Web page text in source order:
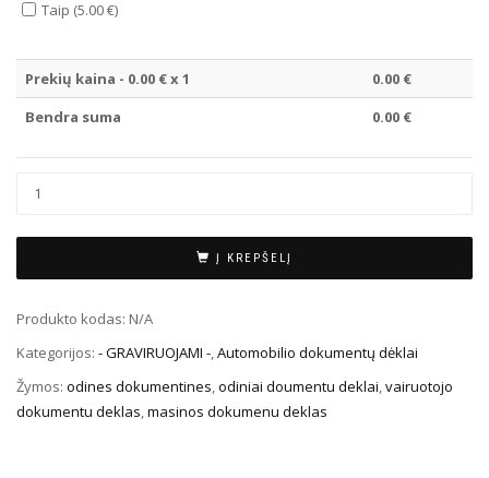
Taip (5.00 €)
Prekių kaina - 0.00 € x 1 0.00 €
Bendra suma
0.00 €
Į KREPŠELĮ
Produkto kodas: N/A
Kategorijos: - GRAVIRUOJAMI -,Automobilio dokumentų dėklai
Žymos: odines dokumentines,odiniai doumentu deklai,vairuotojo
dokumentu deklas,masinos dokumenu deklas